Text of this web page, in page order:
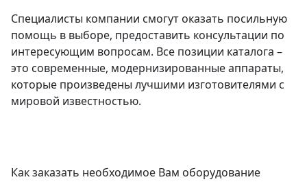
Специалисты компании смогут оказать посильную
помощь в выборе, предоставить консультации по
интересующим вопросам. Все позиции каталога –
это современные, модернизированные аппараты,
которые произведены лучшими изготовителями с
мировой известностью.
Как заказать необходимое Вам оборудование